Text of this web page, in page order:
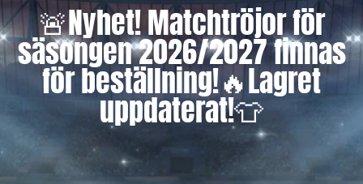
🚨Nyhet! Matchtröjor för
säsongen 2026/2027 finnas
för beställning!🔥Lagret
uppdaterat!👕